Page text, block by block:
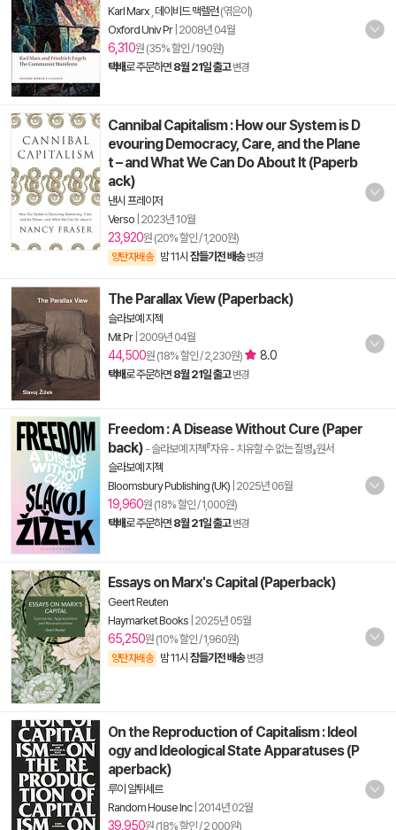
Karl Marx 데이비드 맥렐런(엮은이)
Oxford Univ Pr| 2008년 04월
6,310원 (35% 할인 / 190원)
택배로 주문하면 8월 21일 출고 변경
Cannibal Capitalism : How our System is D
evouring Democracy, Care, and the Plane
t – and What We Can Do About It (Paperb
ack)
낸시 프레이저
Verso 2023년 10월
23,920원 (20% 할인 / 1,200원)
양탄자배송 밤 11시 잠들기전 배송 변경
The Parallax View (Paperback)
슬라보예 지젝
Mit Pr| 2009년 04월
44,500원 (18% 할인 / 2,230원) 8.0
택배로 주문하면 8월 21일 출고 변경
Freedom : A Disease Without Cure (Paper
back) - 슬라보예 지젝『자유 - 치유할 수 없는 질병』원서
슬라보예 지젝
Bloomsbury Publishing (UK) 2025년 06월
19,960원 (18% 할인 / 1,000원)
택배로 주문하면 8월 21일 출고 변경
Essays on Marx's Capital (Paperback)
Geert Reuten
Haymarket Books 2025년 05월
65,250원 (10% 할인 / 1,960원)
양탄자배송 밤 11시 잠들기전 배송 변경
On the Reproduction of Capitalism : Ideol
ogy and Ideological State Apparatuses (P
aperback)
루이 알튀세르
Random House Inc| 2014년 02월
39,950원 (18% 할인 / 2,000원)